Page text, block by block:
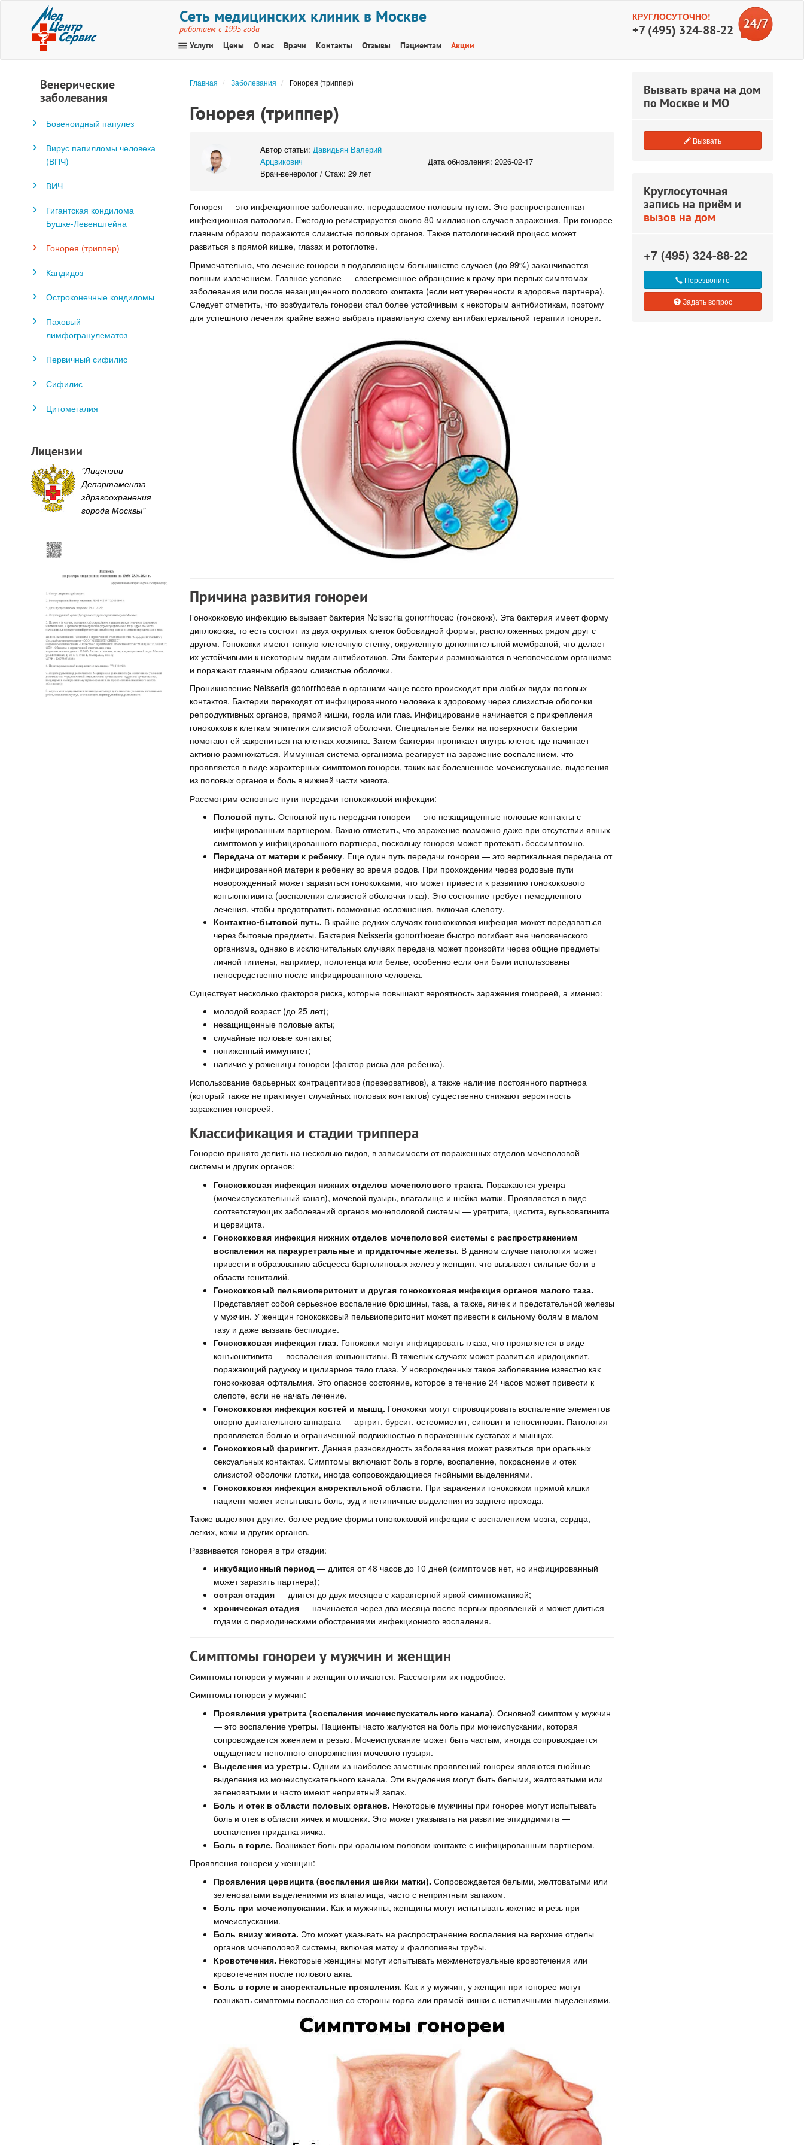
КРУГЛОСУТОЧНО!
+7 (495) 324-88-22
Сеть медицинских клиник в Москве
работаем с 1995 года
menu Услуги Цены О нас Врачи Контакты Отзывы Пациентам Акции
Главная Заболевания Гонорея (триппер)
Гонорея (триппер)
Автор статьи: Давидьян Валерий
Арцвикович
Врач-венеролог / Стаж: 29 лет
Дата обновления: 2026-02-17
Гонорея — это инфекционное заболевание, передаваемое половым путем. Это распространенная
инфекционная патология. Ежегодно регистрируется около 80 миллионов случаев заражения. При гонорее
главным образом поражаются слизистые половых органов. Также патологический процесс может
развиться в прямой кишке, глазах и ротоглотке.
Примечательно, что лечение гонореи в подавляющем большинстве случаев (до 99%) заканчивается
полным излечением. Главное условие — своевременное обращение к врачу при первых симптомах
заболевания или после незащищенного полового контакта (если нет уверенности в здоровье партнера).
Следует отметить, что возбудитель гонореи стал более устойчивым к некоторым антибиотикам, поэтому
для успешного лечения крайне важно выбрать правильную схему антибактериальной терапии гонореи.
Причина развития гонореи
Гонококковую инфекцию вызывает бактерия Neisseria gonorrhoeae (гонококк). Эта бактерия имеет форму
диплококка, то есть состоит из двух округлых клеток бобовидной формы, расположенных рядом друг с
другом. Гонококки имеют тонкую клеточную стенку, окруженную дополнительной мембраной, что делает
их устойчивыми к некоторым видам антибиотиков. Эти бактерии размножаются в человеческом организме
и поражают главным образом слизистые оболочки.
Проникновение Neisseria gonorrhoeae в организм чаще всего происходит при любых видах половых
контактов. Бактерии переходят от инфицированного человека к здоровому через слизистые оболочки
репродуктивных органов, прямой кишки, горла или глаз. Инфицирование начинается с прикрепления
гонококков к клеткам эпителия слизистой оболочки. Специальные белки на поверхности бактерии
помогают ей закрепиться на клетках хозяина. Затем бактерия проникает внутрь клеток, где начинает
активно размножаться. Иммунная система организма реагирует на заражение воспалением, что
проявляется в виде характерных симптомов гонореи, таких как болезненное мочеиспускание, выделения
из половых органов и боль в нижней части живота.
Рассмотрим основные пути передачи гонококковой инфекции:
Половой путь. Основной путь передачи гонореи — это незащищенные половые контакты с
инфицированным партнером. Важно отметить, что заражение возможно даже при отсутствии явных
симптомов у инфицированного партнера, поскольку гонорея может протекать бессимптомно.
Передача от матери к ребенку. Еще один путь передачи гонореи — это вертикальная передача от
инфицированной матери к ребенку во время родов. При прохождении через родовые пути
новорожденный может заразиться гонококками, что может привести к развитию гонококкового
конъюнктивита (воспаления слизистой оболочки глаз). Это состояние требует немедленного
лечения, чтобы предотвратить возможные осложнения, включая слепоту.
Контактно-бытовой путь. В крайне редких случаях гонококковая инфекция может передаваться
через бытовые предметы. Бактерия Neisseria gonorrhoeae быстро погибает вне человеческого
организма, однако в исключительных случаях передача может произойти через общие предметы
личной гигиены, например, полотенца или белье, особенно если они были использованы
непосредственно после инфицированного человека.
Существует несколько факторов риска, которые повышают вероятность заражения гонореей, а именно:
молодой возраст (до 25 лет);
незащищенные половые акты;
случайные половые контакты;
пониженный иммунитет;
наличие у роженицы гонореи (фактор риска для ребенка).
Использование барьерных контрацептивов (презервативов), а также наличие постоянного партнера
(который также не практикует случайных половых контактов) существенно снижают вероятность
заражения гонореей.
Классификация и стадии триппера
Гонорею принято делить на несколько видов, в зависимости от пораженных отделов мочеполовой
системы и других органов:
Гонококковая инфекция нижних отделов мочеполового тракта. Поражаются уретра
(мочеиспускательный канал), мочевой пузырь, влагалище и шейка матки. Проявляется в виде
соответствующих заболеваний органов мочеполовой системы — уретрита, цистита, вульвовагинита
и цервицита.
Гонококковая инфекция нижних отделов мочеполовой системы с распространением
воспаления на парауретральные и придаточные железы. В данном случае патология может
привести к образованию абсцесса бартолиновых желез у женщин, что вызывает сильные боли в
области гениталий.
Гонококковый пельвиоперитонит и другая гонококковая инфекция органов малого таза.
Представляет собой серьезное воспаление брюшины, таза, а также, яичек и предстательной железы
у мужчин. У женщин гонококковый пельвиоперитонит может привести к сильному болям в малом
тазу и даже вызвать бесплодие.
Гонококковая инфекция глаз. Гонококки могут инфицировать глаза, что проявляется в виде
конъюнктивита — воспаления конъюнктивы. В тяжелых случаях может развиться иридоциклит,
поражающий радужку и цилиарное тело глаза. У новорожденных такое заболевание известно как
гонококковая офтальмия. Это опасное состояние, которое в течение 24 часов может привести к
слепоте, если не начать лечение.
Гонококковая инфекция костей и мышц. Гонококки могут спровоцировать воспаление элементов
опорно-двигательного аппарата — артрит, бурсит, остеомиелит, синовит и теносиновит. Патология
проявляется болью и ограниченной подвижностью в пораженных суставах и мышцах.
Гонококковый фарингит. Данная разновидность заболевания может развиться при оральных
сексуальных контактах. Симптомы включают боль в горле, воспаление, покраснение и отек
слизистой оболочки глотки, иногда сопровождающиеся гнойными выделениями.
Гонококковая инфекция аноректальной области. При заражении гонококком прямой кишки
пациент может испытывать боль, зуд и нетипичные выделения из заднего прохода.
Также выделяют другие, более редкие формы гонококковой инфекции с воспалением мозга, сердца,
легких, кожи и других органов.
Развивается гонорея в три стадии:
инкубационный период— длится от 48 часов до 10 дней (симптомов нет, но инфицированный
может заразить партнера);
острая стадия— длится до двух месяцев с характерной яркой симптоматикой;
хроническая стадия— начинается через два месяца после первых проявлений и может длиться
годами с периодическими обострениями инфекционного воспаления.
Симптомы гонореи у мужчин и женщин
Симптомы гонореи у мужчин и женщин отличаются. Рассмотрим их подробнее.
Симптомы гонореи у мужчин:
Проявления уретрита (воспаления мочеиспускательного канала). Основной симптом у мужчин
— это воспаление уретры. Пациенты часто жалуются на боль при мочеиспускании, которая
сопровождается жжением и резью. Мочеиспускание может быть частым, иногда сопровождается
ощущением неполного опорожнения мочевого пузыря.
Выделения из уретры. Одним из наиболее заметных проявлений гонореи являются гнойные
выделения из мочеиспускательного канала. Эти выделения могут быть белыми, желтоватыми или
зеленоватыми и часто имеют неприятный запах.
Боль и отек в области половых органов. Некоторые мужчины при гонорее могут испытывать
боль и отек в области яичек и мошонки. Это может указывать на развитие эпидидимита —
воспаления придатка яичка.
Боль в горле. Возникает боль при оральном половом контакте с инфицированным партнером.
Проявления гонореи у женщин:
Проявления цервицита (воспаления шейки матки). Сопровождается белыми, желтоватыми или
зеленоватыми выделениями из влагалища, часто с неприятным запахом.
Боль при мочеиспускании. Как и мужчины, женщины могут испытывать жжение и резь при
мочеиспускании.
Боль внизу живота. Это может указывать на распространение воспаления на верхние отделы
органов мочеполовой системы, включая матку и фаллопиевы трубы.
Кровотечения. Некоторые женщины могут испытывать межменструальные кровотечения или
кровотечения после полового акта.
Боль в горле и аноректальные проявления. Как и у мужчин, у женщин при гонорее могут
возникать симптомы воспаления со стороны горла или прямой кишки с нетипичными выделениями.
Венерические
заболевания
Бовеноидный папулез
Вирус папилломы человека
(ВПЧ)
ВИЧ
Гигантская кондилома
Бушке-Левенштейна
Гонорея (триппер)
Кандидоз
Остроконечные кондиломы
Паховый
лимфогранулематоз
Первичный сифилис
Сифилис
Цитомегалия
Лицензии
"Лицензии
Департамента
здравоохранения
города Москвы"
Вызвать врача на дом
по Москве и МО
Вызвать
Круглосуточная
запись на приём и
вызов на дом
+7 (495) 324-88-22
Перезвоните
Задать вопрос